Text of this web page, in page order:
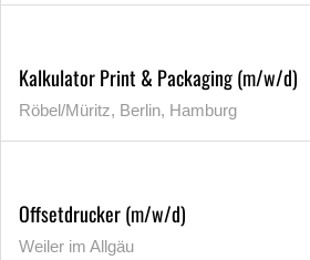
Kalkulator Print & Packaging (m/w/d)
Röbel/Müritz, Berlin, Hamburg
Offsetdrucker (m/w/d)
Weiler im Allgäu